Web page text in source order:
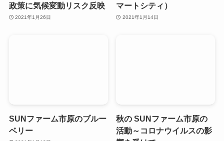
政策に気候変動リスク反映
2021年1月26日
マートシティ）
2021年1月14日
SUNファーム市原のブルー
ベリー
秋の SUNファーム市原の
活動～コロナウイルスの影